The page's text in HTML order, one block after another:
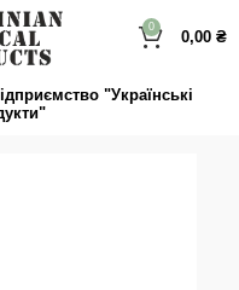
0
0,00 ₴
"Українські